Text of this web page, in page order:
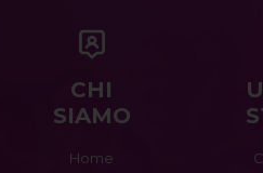
CHI
SIAMO
Home